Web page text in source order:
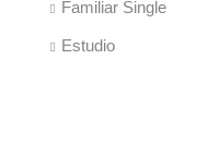
Familiar Single
Estudio